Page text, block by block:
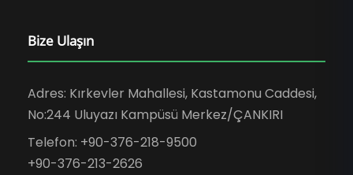
Bize Ulaşın
Adres: Kırkevler Mahallesi, Kastamonu Caddesi,
No:244 Uluyazı Kampüsü Merkez/ÇANKIRI
Telefon: +90-376-218-9500
+90-376-213-2626